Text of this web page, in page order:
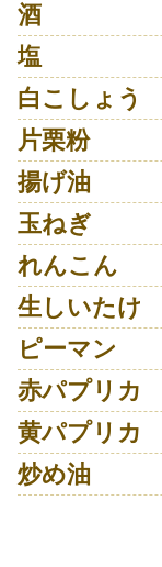
酒
塩
白こしょう
片栗粉
揚げ油
玉ねぎ
れんこん
生しいたけ
ピーマン
赤パプリカ
黄パプリカ
炒め油